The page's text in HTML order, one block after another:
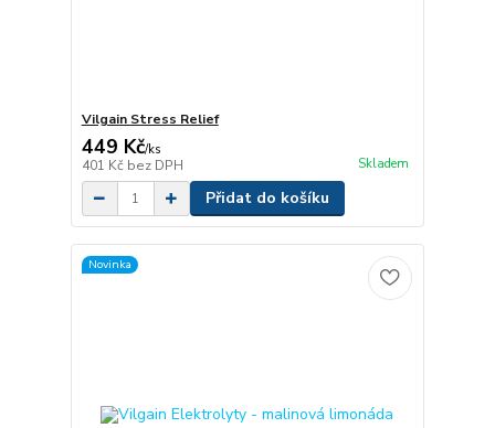
Vilgain Stress Relief
449 Kč/ks
401 Kč bez DPH Skladem
Přidat do košíku
Novinka